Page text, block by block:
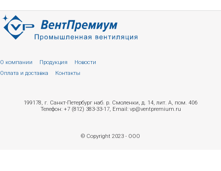
О компании Продукция
Новости
Оплата и доставка
Контакты
199178, г. Санкт-Петербург наб. р. Смоленки, д. 14, лит. А, пом. 406
Телефон: +7 (812) 383-33-17, Email: vp@ventpremium.ru
© Copyright 2023 - ООО